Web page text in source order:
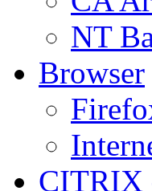
NT
Browser
CITRIX